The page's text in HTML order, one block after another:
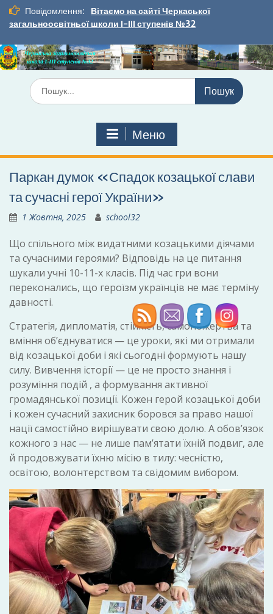
Перейти
вмісту
Повідомлення:
Вітаємо на сайті Черкаської
загальноосвітньої школи І-ІІІ ступенів №32
Шукати:
Меню
Паркан думок «Спадок козацької слави
та сучасні герої України»
1 Жовтня, 2025 school32
Що спільного між видатними козацькими діячами
та сучасними героями? Відповідь на це питання
шукали учні 10-11-х класів. Під час гри вони
переконались, що героїзм українців не має терміну
давності.
Стратегія, дипломатія, стійкість, самопожертва та
вміння об’єднуватися — це уроки, які ми отримали
від козацької доби і які сьогодні формують нашу
силу. Вивчення історії — це не просто знання і
розуміння подій , а формування активної
громадянської позиції. Кожен герой козацької доби
і кожен сучасний захисник боровся за право нашої
нації самостійно вирішувати свою долю. А обовʼязок
кожного з нас — не лише пам’ятати їхній подвиг, але
й продовжувати їхню місію в тилу: чесністю,
освітою, волонтерством та свідомим вибором.